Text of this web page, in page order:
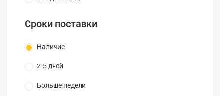
300 м, Bluetooth Smart, фотокамера, WLAN, P2P
Сроки поставки
Наличие
2-5 дней
Больше недели